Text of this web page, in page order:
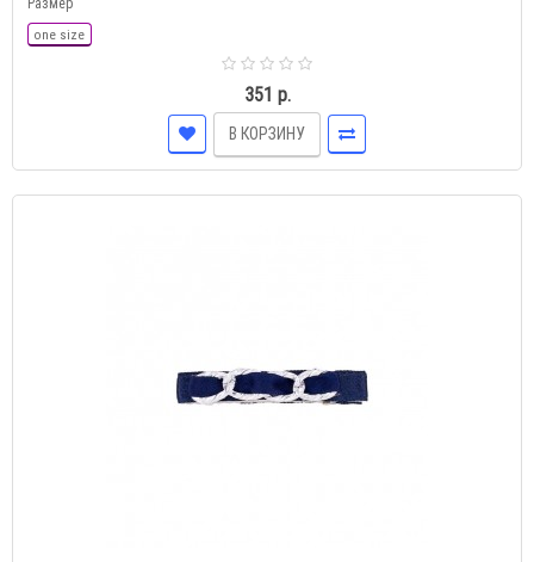
one size
351 р.
В КОРЗИНУ